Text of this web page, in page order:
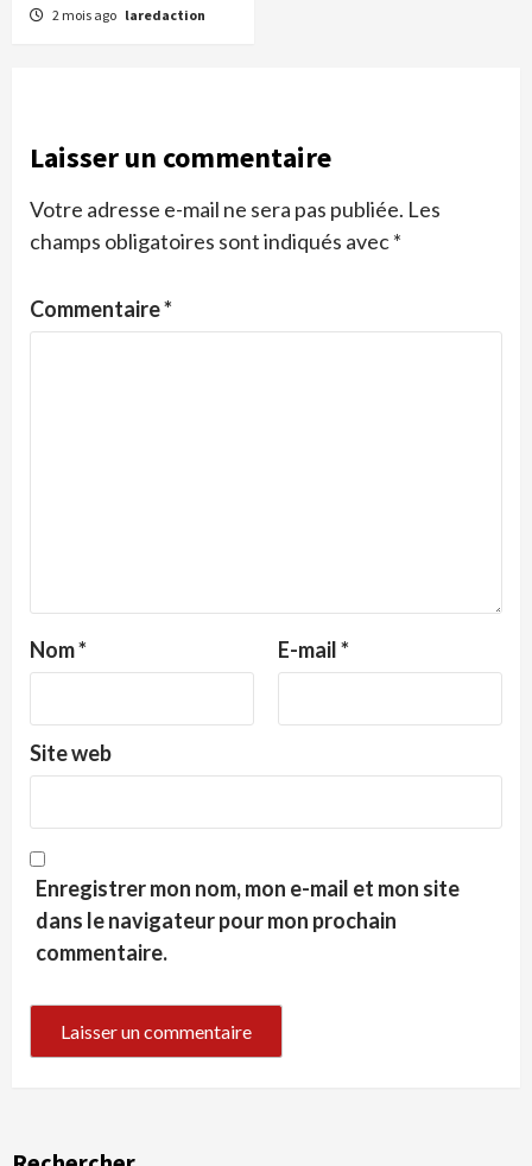
2 mois ago laredaction
Laisser un commentaire
Votre adresse e-mail ne sera pas publiée. Les
champs obligatoires sont indiqués avec*
Commentaire*
Nom* E-mail*
Site web
Enregistrer mon nom, mon e-mail et mon site
dans le navigateur pour mon prochain
commentaire.